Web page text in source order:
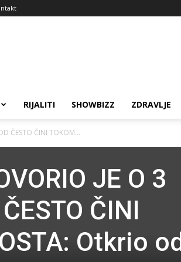
RIJALITI SHOWBIZZ ZDRAVLJE
ČESTO ČINI TOKOM...
JE O 3
ČINI
Otkrio